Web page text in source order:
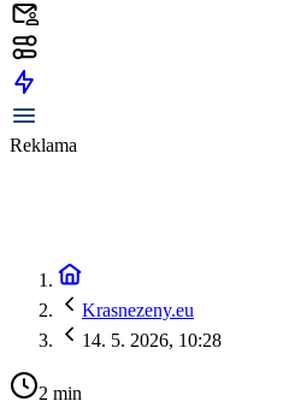
Reklama
Krasnezeny.eu
14. 5. 2026, 10:28
2 min